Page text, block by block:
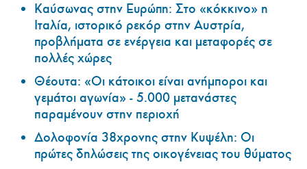
Καύσωνας στην Ευρώπη: Στο «κόκκινο» η
Ιταλία, ιστορικό ρεκόρ στην Αυστρία,
προβλήματα σε ενέργεια και μεταφορές σε
πολλές χώρες
Θέουτα: «Οι κάτοικοι είναι ανήμποροι και
γεμάτοι αγωνία» - 5.000 μετανάστες
παραμένουν στην περιοχή
Δολοφονία 38χρονης στην Κυψέλη: Οι
πρώτες δηλώσεις της οικογένειας του θύματος